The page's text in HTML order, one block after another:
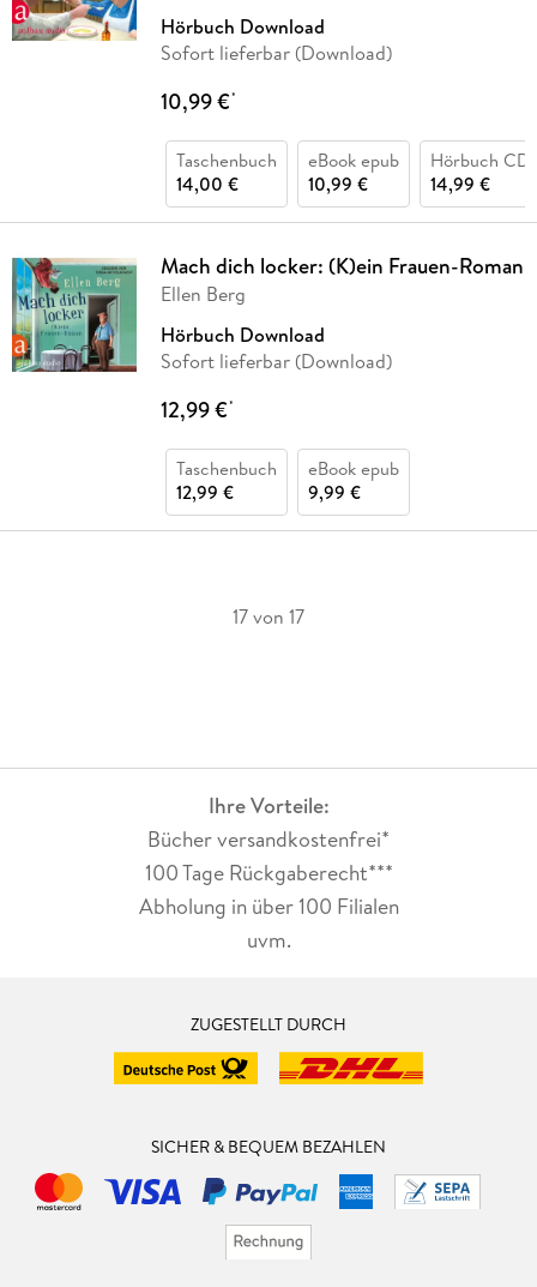
Hörbuch Download
Sofort lieferbar (Download)
10,99 €*
Taschenbuch
14,00 €
eBook epub
10,99 €
Hörbuch CD
14,99 €
Mach dich locker: (K)ein Frauen-Roman
Ellen Berg
Hörbuch Download
Sofort lieferbar (Download)
12,99 €*
Taschenbuch
12,99 €
eBook epub
9,99 €
17 von 17
Ihre Vorteile:
Bücher versandkostenfrei*
100 Tage Rückgaberecht***
Abholung in über 100 Filialen
uvm.
ZUGESTELLT DURCH
SICHER & BEQUEM BEZAHLEN